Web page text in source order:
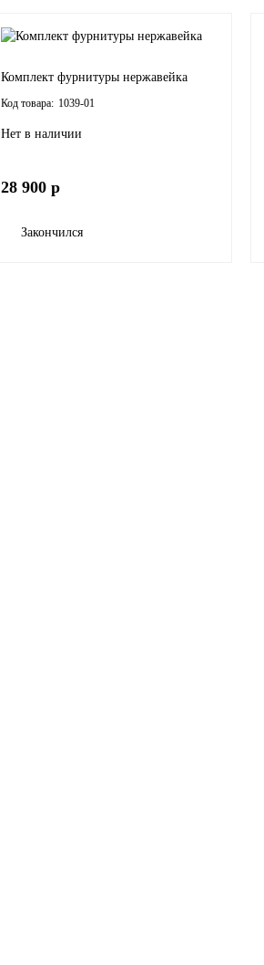
Комплект фурнитуры нержавейка
1039-01
Нет в наличии
28 900 р
Закончился